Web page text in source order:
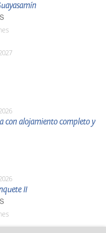
con alojamiento completo y
II